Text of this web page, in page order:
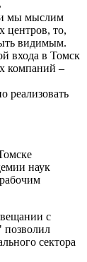
мы мыслим
центров, то,
видимым.
входа в Томск
компаний –
реализовать
наук
с
сектора